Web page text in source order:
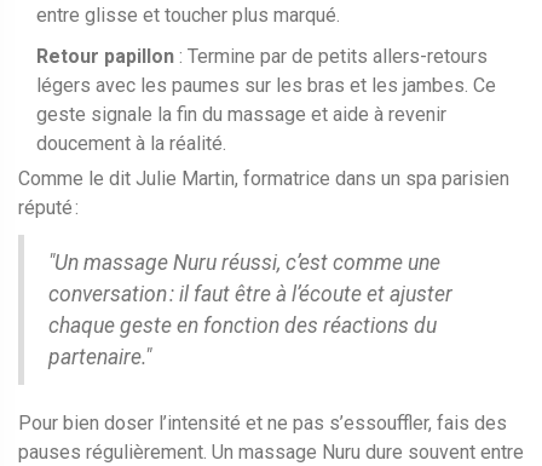
entre glisse et toucher plus marqué.
Retour papillon : Termine par de petits allers-retours
légers avec les paumes sur les bras et les jambes. Ce
geste signale la fin du massage et aide à revenir
doucement à la réalité.
Comme le dit Julie Martin, formatrice dans un spa parisien
réputé :
"Un massage Nuru réussi, c’est comme une
conversation : il faut être à l’écoute et ajuster
chaque geste en fonction des réactions du
partenaire."
Pour bien doser l’intensité et ne pas s’essouffler, fais des
pauses régulièrement. Un massage Nuru dure souvent entre